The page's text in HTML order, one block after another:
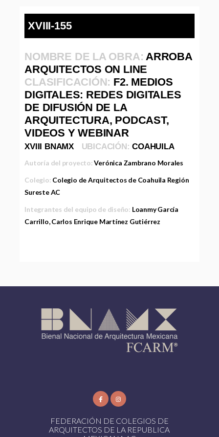
XVIII-155
NOMBRE DE LA OBRA: ARROBA
ARQUITECTOS ON LINE
CLASIFICACIÓN: F2. MEDIOS
DIGITALES: REDES DIGITALES
DE DIFUSIÓN DE LA
ARQUITECTURA, PODCAST,
VIDEOS Y WEBINAR
XVIII BNAMX UBICACIÓN:COAHUILA
Autoría del proyecto:Verónica Zambrano Morales
Colegio: Colegio de Arquitectos de Coahuila Región
Sureste AC
Integrantes del equipo de diseño: Loanmy García
Carrillo, Carlos Enrique Martínez Gutiérrez
FEDERACIÓN DE COLEGIOS DE
ARQUITECTOS DE LA REPUBLICA